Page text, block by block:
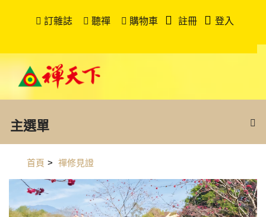
訂雜誌 聽禪 購物車 註冊 登入
主選單
首頁 > 禪修見證